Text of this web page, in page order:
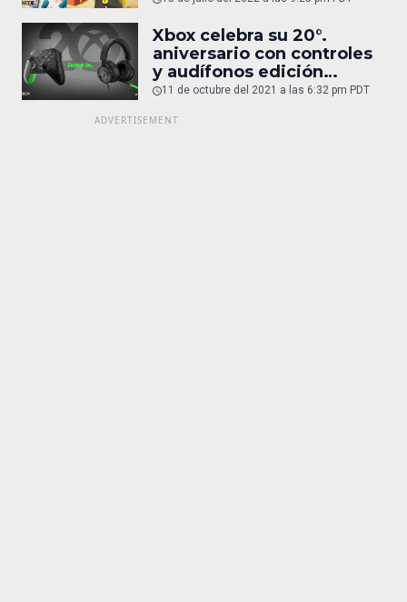
Xbox celebra su 20°.
aniversario con controles
y audífonos edición
especial
11 de octubre del 2021 a las 6:32 pm PDT